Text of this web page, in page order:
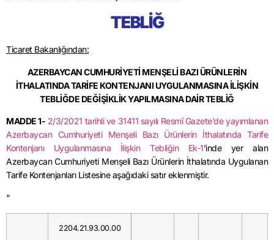
TEBLİĞ
Ticaret Bakanlığından:
AZERBAYCAN CUMHURİYETİ MENŞELİ BAZI ÜRÜNLERİN
İTHALATINDA TARİFE KONTENJANI UYGULANMASINA İLİŞKİN
TEBLİĞDE DEĞİŞİKLİK YAPILMASINA DAİR TEBLİĞ
MADDE 1- 2/3/2021 tarihli ve 31411 sayılı Resmî Gazete’de yayımlanan
Azerbaycan Cumhuriyeti Menşeli Bazı Ürünlerin İthalatında Tarife
Kontenjanı Uygulanmasına İlişkin Tebliğin Ek-1’inde yer alan
Azerbaycan Cumhuriyeti Menşeli Bazı Ürünlerin İthalatında Uygulanan
Tarife Kontenjanları Listesine aşağıdaki satır eklenmiştir.
“
2204.21.93.00.00